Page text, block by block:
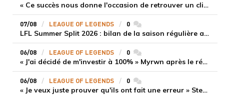
« Ce succès nous donne l'occasion de retrouver un climat beaucoup plus positif » Ryu et Canyon soulagés après la victoire de Gen.G sur HLE
07/08 LEAGUE OF LEGENDS 0commentaires
LFL Summer Split 2026 : bilan de la saison régulière avec Solary en tête
06/08 LEAGUE OF LEGENDS 0commentaires
« J'ai décidé de m'investir à 100% » Myrwn après le réveil de Movistar KOI face à Fnatic
06/08 LEAGUE OF LEGENDS 0commentaires
« Je veux juste prouver qu'ils ont fait une erreur » Stend se confie sur son mercato chaotique et ses ambitions avec Shifters